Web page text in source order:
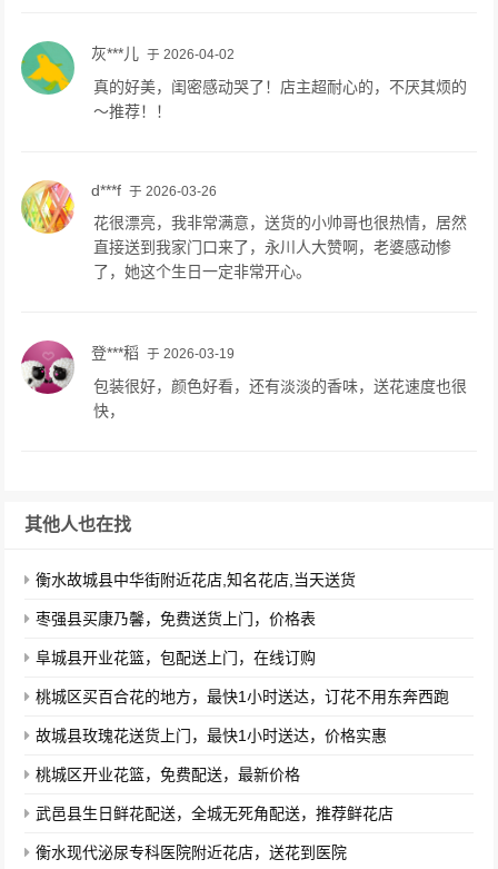
灰***儿 于 2026-04-02
真的好美，闺密感动哭了！店主超耐心的，不厌其烦的
～推荐！！
d***f 于 2026-03-26
花很漂亮，我非常满意，送货的小帅哥也很热情，居然
直接送到我家门口来了，永川人大赞啊，老婆感动惨
了，她这个生日一定非常开心。
登***稻 于 2026-03-19
包装很好，颜色好看，还有淡淡的香味，送花速度也很
快，
其他人也在找
衡水故城县中华街附近花店,知名花店,当天送货
枣强县买康乃馨，免费送货上门，价格表
阜城县开业花篮，包配送上门，在线订购
桃城区买百合花的地方，最快1小时送达，订花不用东奔西跑
故城县玫瑰花送货上门，最快1小时送达，价格实惠
桃城区开业花篮，免费配送，最新价格
武邑县生日鲜花配送，全城无死角配送，推荐鲜花店
衡水现代泌尿专科医院附近花店，送花到医院